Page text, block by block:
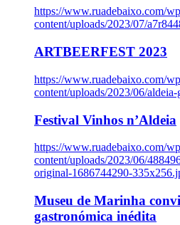
https://www.ruadebaixo.com/
content/uploads/2023/07/
ARTBEERFEST 2023
https://www.ruadebaixo.com/
content/uploads/2023/06/
Festival Vinhos n’Aldeia
https://www.ruadebaixo.com/
content/uploads/2023/06/
original-1686744290-
Museu de Marinha
gastronómica inédita